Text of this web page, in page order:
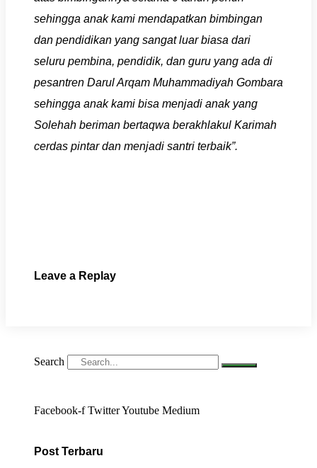
sehingga anak kami mendapatkan bimbingan
dan pendidikan yang sangat luar biasa dari
seluru pembina, pendidik, dan guru yang ada di
pesantren Darul Arqam Muhammadiyah Gombara
sehingga anak kami bisa menjadi anak yang
Solehah beriman bertaqwa berakhlakul Karimah
cerdas pintar dan menjadi santri terbaik”.
Leave a Replay
Search
Facebook-f TwitterYoutube Medium
Post Terbaru